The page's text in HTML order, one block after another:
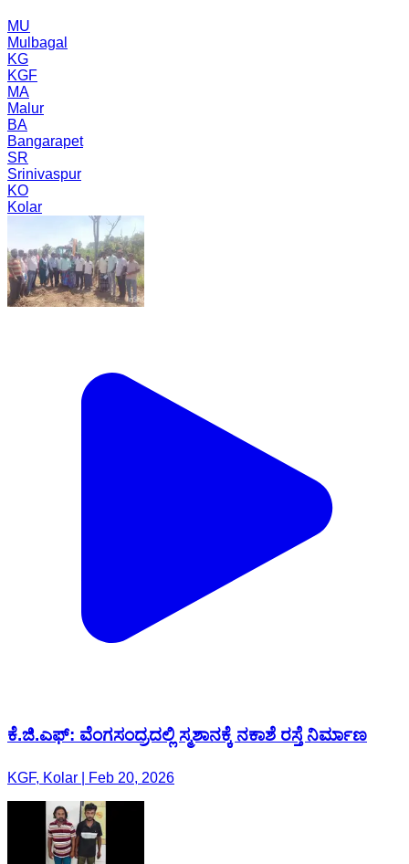
MU
Mulbagal
KG
KGF
MA
Malur
BA
Bangarapet
SR
Srinivaspur
KO
Kolar
ಕೆ.ಜಿ.ಎಫ್: ವೆಂಗಸಂದ್ರದಲ್ಲಿ ಸ್ಮಶಾನಕ್ಕೆ ನಕಾಶೆ ರಸ್ತೆ ನಿರ್ಮಾಣ
KGF, Kolar | Feb 20, 2026